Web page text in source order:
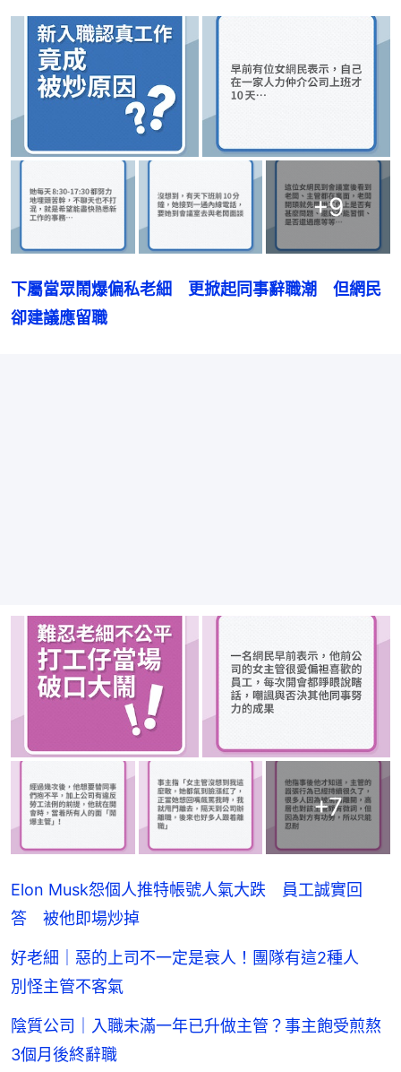
+9
下屬當眾鬧爆偏私老細　更掀起同事辭職潮　但網民
卻建議應留職
+7
Elon Musk怨個人推特帳號人氣大跌 員工誠實回
答 被他即場炒掉
好老細｜惡的上司不一定是衰人！團隊有這2種人
別怪主管不客氣
陰質公司｜入職未滿一年已升做主管？事主飽受煎熬
3個月後終辭職